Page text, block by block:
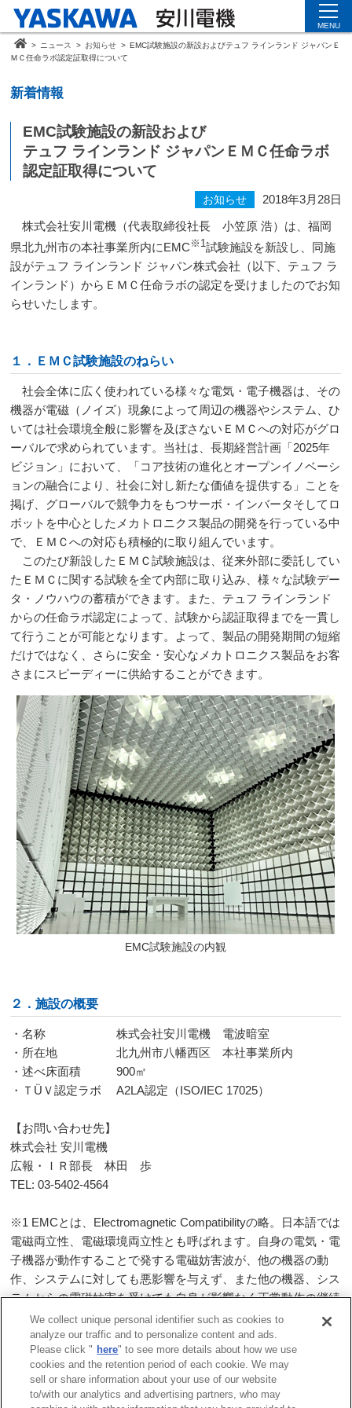
MENU
> ニュース > お知らせ > EMC試験施設の新設およびテュフ ラインランド ジャパンＥ
ＭＣ任命ラボ認定証取得について
新着情報
EMC試験施設の新設および
テュフ ラインランド ジャパンＥＭＣ任命ラボ
認定証取得について
お知らせ
2018年3月28日
株式会社安川電機（代表取締役社長 小笠原 浩）は、福岡
県北九州市の本社事業所内にEMC ※1試験施設を新設し、同施
設がテュフ ラインランド ジャパン株式会社（以下、テュフ ラ
インランド）からＥＭＣ任命ラボの認定を受けましたのでお知
らせいたします。
１．ＥＭＣ試験施設のねらい
社会全体に広く使われている様々な電気・電子機器は、その
機器が電磁（ノイズ）現象によって周辺の機器やシステム、ひ
いては社会環境全般に影響を及ぼさないＥＭＣへの対応がグロ
ーバルで求められています。当社は、長期経営計画「2025年
ビジョン」において、「コア技術の進化とオープンイノベーシ
ョンの融合により、社会に対し新たな価値を提供する」ことを
掲げ、グローバルで競争力をもつサーボ・インバータそしてロ
ボットを中心としたメカトロニクス製品の開発を行っている中
で、ＥＭＣへの対応も積極的に取り組んでいます。
このたび新設したＥＭＣ試験施設は、従来外部に委託してい
たＥＭＣに関する試験を全て内部に取り込み、様々な試験デー
タ・ノウハウの蓄積ができます。また、テュフ ラインランド
からの任命ラボ認定によって、試験から認証取得までを一貫し
て行うことが可能となります。よって、製品の開発期間の短縮
だけではなく、さらに安全・安心なメカトロニクス製品をお客
さまにスピーディーに供給することができます。
EMC試験施設の内観
２．施設の概要
・名称 株式会社安川電機 電波暗室
・所在地 北九州市八幡西区 本社事業所内
・述べ床面積900㎡
・Ｔ Ü Ｖ認定ラボ A2LA認定（ISO/IEC 17025）
【お問い合わせ先】
株式会社 安川電機
広報・ＩＲ部長 林田 歩
TEL: 03-5402-4564
※1 EMCとは、Electromagnetic Compatibilityの略。日本語では
電磁両立性、電磁環境両立性とも呼ばれます。自身の電気・電
子機器が動作することで発する電磁妨害波が、他の機器の動
作、システムに対しても悪影響を与えず、また他の機器、シス
テムからの電磁妨害を受けても自身が影響なく正常動作の継続
を確保することです。
一覧へ戻る
We collect unique personal identifier such as cookies to
analyze our traffic and to personalize content and ads.
Please click " here" to see more details about how we use
cookies and the retention period of each cookie. We may
sell or share information about your use of our website
to/with our analytics and advertising partners, who may